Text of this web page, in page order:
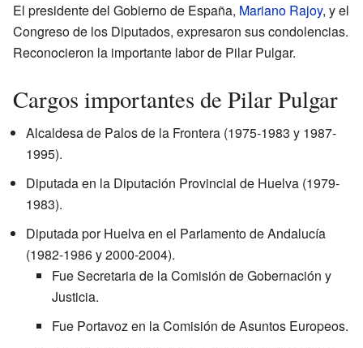
El presidente del Gobierno de España, Mariano Rajoy, y el
Congreso de los Diputados, expresaron sus condolencias.
Reconocieron la importante labor de Pilar Pulgar.
Cargos importantes de Pilar Pulgar
Alcaldesa de Palos de la Frontera (1975-1983 y 1987-
1995).
Diputada en la Diputación Provincial de Huelva (1979-
1983).
Diputada por Huelva en el Parlamento de Andalucía
(1982-1986 y 2000-2004).
Fue Secretaria de la Comisión de Gobernación y
Justicia.
Fue Portavoz en la Comisión de Asuntos Europeos.